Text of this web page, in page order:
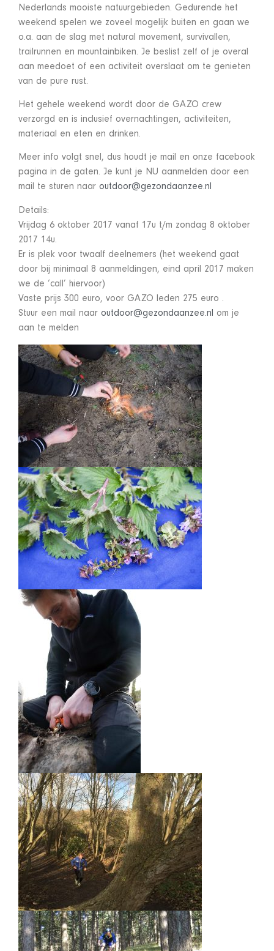
Nederlands mooiste natuurgebieden. Gedurende het
weekend spelen we zoveel mogelijk buiten en gaan we
o.a. aan de slag met natural movement, survivallen,
trailrunnen en mountainbiken. Je beslist zelf of je overal
aan meedoet of een activiteit overslaat om te genieten
van de pure rust.
Het gehele weekend wordt door de GAZO crew
verzorgd en is inclusief overnachtingen, activiteiten,
materiaal en eten en drinken.
Meer info volgt snel, dus houdt je mail en onze facebook
pagina in de gaten. Je kunt je NU aanmelden door een
mail te sturen naar outdoor@gezondaanzee.nl
Details:
Vrijdag 6 oktober 2017 vanaf 17u t/m zondag 8 oktober
2017 14u.
Er is plek voor twaalf deelnemers (het weekend gaat
door bij minimaal 8 aanmeldingen, eind april 2017 maken
we de ‘call’ hiervoor)
Vaste prijs 300 euro, voor GAZO leden 275 euro .
Stuur een mail naar outdoor@gezondaanzee.nl om je
aan te melden